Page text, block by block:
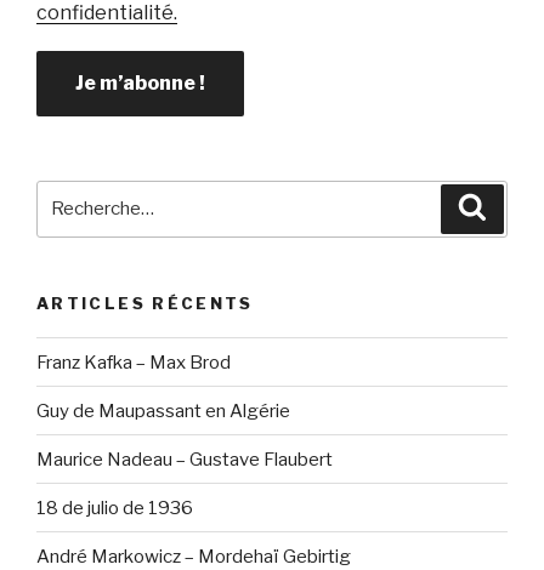
confidentialité.
ARTICLES RÉCENTS
Franz Kafka – Max Brod
Guy de Maupassant en Algérie
Maurice Nadeau – Gustave Flaubert
18 de julio de 1936
André Markowicz – Mordehaï Gebirtig